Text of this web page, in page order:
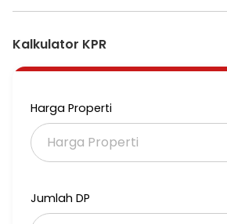
Poong, Eco Park)
3. Sarana Pendidikan (SPH, BPK Penabur,
Hidayah, STIE Tazkia, Trisakti)
5. Bank/ATM (Mandiri, CIMB Niaga, BCA, BNI,
6. Perbelanjaan (Bellanova, Giant Extra,
Bersih)
7. SPBU
Kalkulator KPR
Harga Properti
Jumlah DP